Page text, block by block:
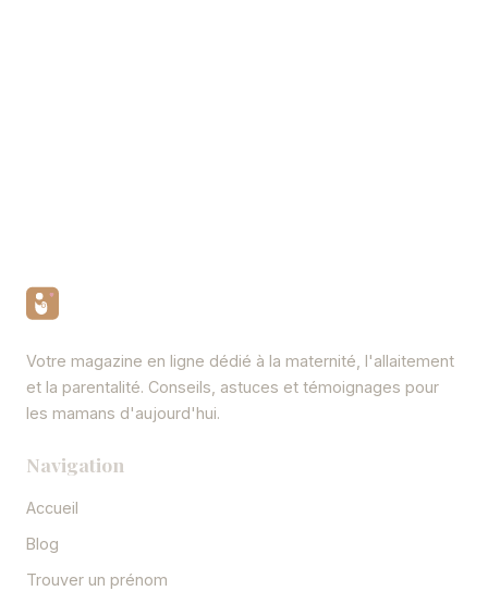
Votre magazine en ligne dédié à la maternité, l'allaitement
et la parentalité. Conseils, astuces et témoignages pour
les mamans d'aujourd'hui.
Navigation
Accueil
Blog
Trouver un prénom